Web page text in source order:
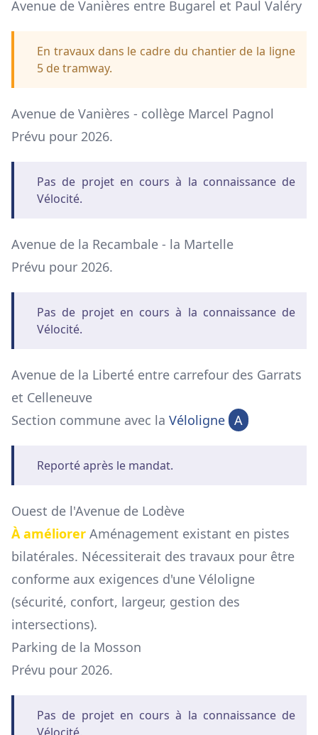
Avenue de Vanières entre Bugarel et Paul Valéry
En travaux dans le cadre du chantier de la ligne
5 de tramway.
Avenue de Vanières - collège Marcel Pagnol
Prévu pour 2026.
Pas de projet en cours à la connaissance de
Vélocité.
Avenue de la Recambale - la Martelle
Prévu pour 2026.
Pas de projet en cours à la connaissance de
Vélocité.
Avenue de la Liberté entre carrefour des Garrats
et Celleneuve
Section commune avec la Véloligne A
Reporté après le mandat.
Ouest de l'Avenue de Lodève
À améliorer Aménagement existant en pistes
bilatérales. Nécessiterait des travaux pour être
conforme aux exigences d'une Véloligne
(sécurité, confort, largeur, gestion des
intersections).
Parking de la Mosson
Prévu pour 2026.
Pas de projet en cours à la connaissance de